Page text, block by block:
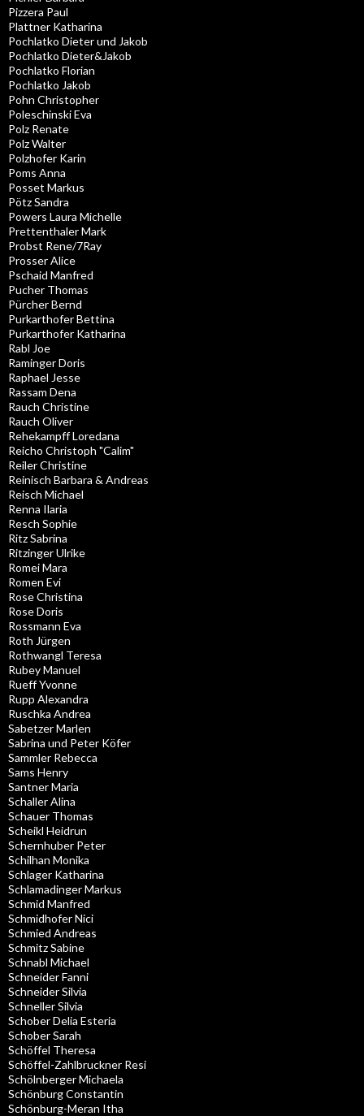
Pizzera Paul
Plattner Katharina
Pochlatko Dieter und Jakob
Pochlatko Dieter&Jakob
Pochlatko Florian
Pochlatko Jakob
Pohn Christopher
Poleschinski Eva
Polz Renate
Polz Walter
Polzhofer Karin
Poms Anna
Posset Markus
Pötz Sandra
Powers Laura Michelle
Prettenthaler Mark
Probst Rene/7Ray
Prosser Alice
Pschaid Manfred
Pucher Thomas
Pürcher Bernd
Purkarthofer Bettina
Purkarthofer Katharina
Rabl Joe
Raminger Doris
Raphael Jesse
Rassam Dena
Rauch Christine
Rauch Oliver
Rehekampff Loredana
Reicho Christoph "Calim"
Reiler Christine
Reinisch Barbara & Andreas
Reisch Michael
Renna Ilaria
Resch Sophie
Ritz Sabrina
Ritzinger Ulrike
Romei Mara
Romen Evi
Rose Christina
Rose Doris
Rossmann Eva
Roth Jürgen
Rothwangl Teresa
Rubey Manuel
Rueff Yvonne
Rupp Alexandra
Ruschka Andrea
Sabetzer Marlen
Sabrina und Peter Köfer
Sammler Rebecca
Sams Henry
Santner Maria
Schaller Alina
Schauer Thomas
Scheikl Heidrun
Schernhuber Peter
Schilhan Monika
Schlager Katharina
Schlamadinger Markus
Schmid Manfred
Schmidhofer Nici
Schmied Andreas
Schmitz Sabine
Schnabl Michael
Schneider Fanni
Schneider Silvia
Schneller Silvia
Schober Delia Esteria
Schober Sarah
Schöffel Theresa
Schöffel-Zahlbruckner Resi
Schölnberger Michaela
Schönburg Constantin
Schönburg-Meran Itha